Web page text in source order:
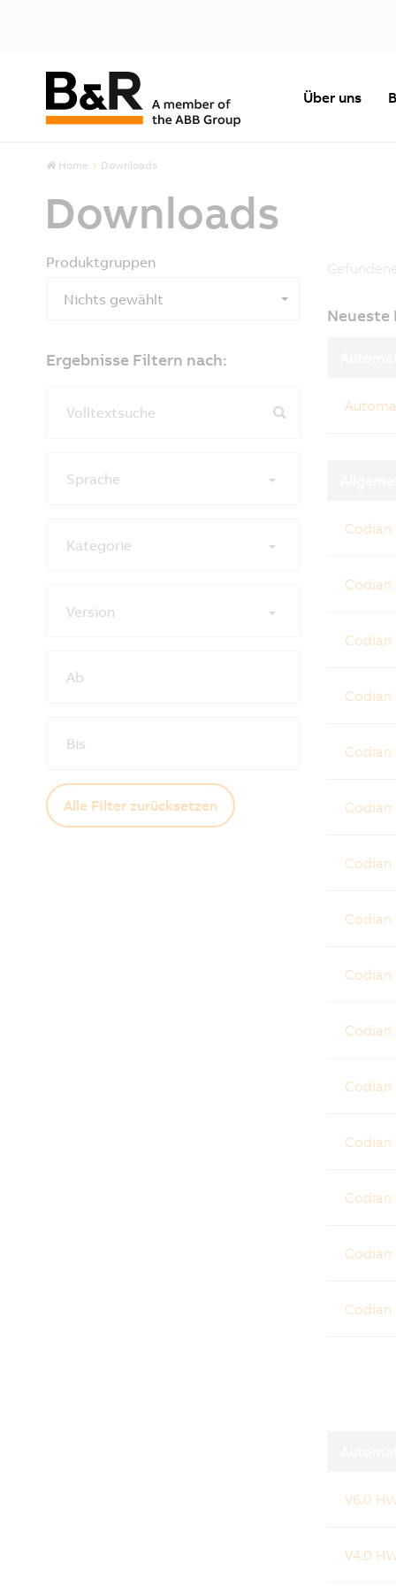
Über uns
Home Downloads
Downloads
Produktgruppen
Nichts gewählt
Ergebnisse Filtern nach:
Volltextsuche
Sprache
Kategorie
Version
Ab
Bis
Alle Filter zurücksetzen
Neueste
Codian
Codian
Codian
Codian
Codian
Codian
Codian
Codian
Codian
Codian
Codian
Codian
Codian
Codian
Codian
V6.0
V4.0